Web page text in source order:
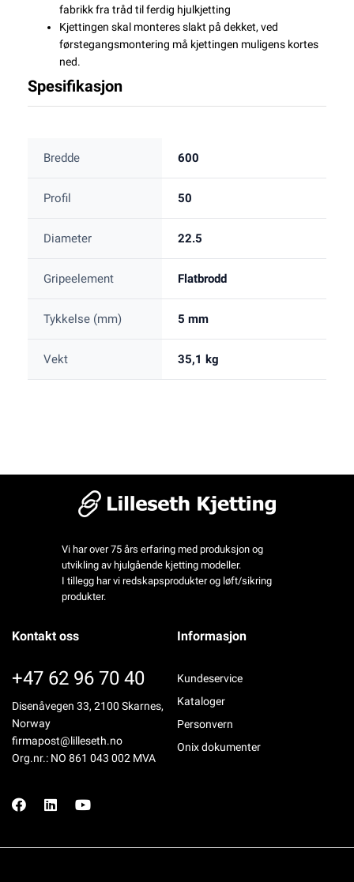
fabrikk fra tråd til ferdig hjulkjetting
Kjettingen skal monteres slakt på dekket, ved
førstegangsmontering må kjettingen muligens kortes
ned.
Spesifikasjon
Bredde 600
Profil 50
Diameter 22.5
Gripeelement Flatbrodd
Tykkelse (mm) 5 mm
Vekt 35,1 kg
Vi har over 75 års erfaring med produksjon og
utvikling av hjulgående kjetting modeller.
I tillegg har vi redskapsprodukter og løft/sikring
produkter.
Kontakt oss
+47 62 96 70 40
Disenåvegen 33, 2100 Skarnes,
Norway
firmapost@lilleseth.no
Org.nr.: NO 861 043 002 MVA
Informasjon
Kundeservice
Kataloger
Personvern
Onix dokumenter